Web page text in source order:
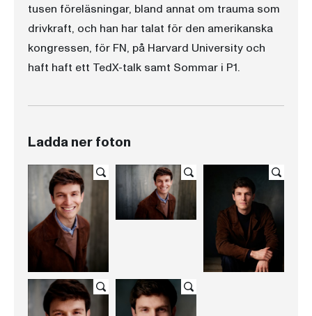
tusen föreläsningar, bland annat om trauma som
drivkraft, och han har talat för den amerikanska
kongressen, för FN, på Harvard University och
haft haft ett TedX-talk samt Sommar i P1.
Ladda ner foton